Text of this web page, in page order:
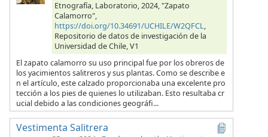
Etnografía, Laboratorio, 2024, "Zapato
Calamorro",
https://doi.org/10.34691/UCHILE/W2QFCL,
Repositorio de datos de investigación de la
Universidad de Chile, V1
El zapato calamorro su uso principal fue por los obreros de
los yacimientos salitreros y sus plantas. Como se describe e
n el artículo, este calzado proporcionaba una excelente pro
tección a los pies de quienes lo utilizaban. Esto resultaba cr
ucial debido a las condiciones geográfi...
Vestimenta Salitrera